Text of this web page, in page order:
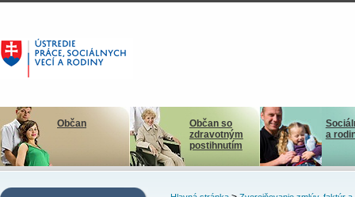
Občan
Občan so
zdravotným
postihnutím
a